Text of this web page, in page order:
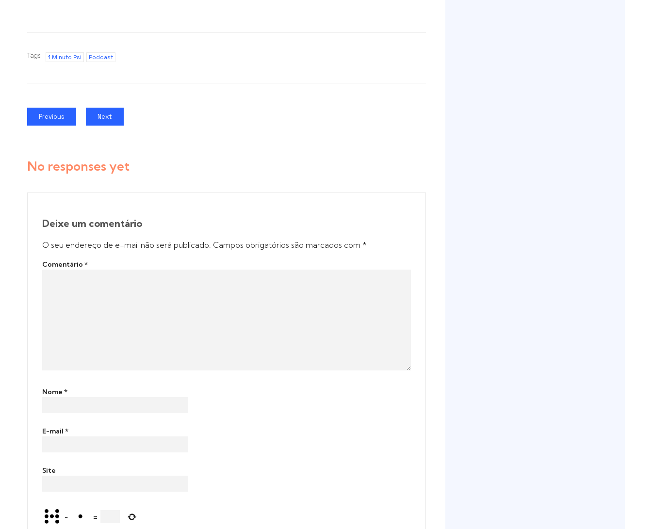
Tags: 1 Minuto Psi Podcast
Previous Next
No responses yet
Deixe um comentário
O seu endereço de e-mail não será publicado. Campos obrigatórios são marcados com *
Comentário *
Nome *
E-mail *
Site
− =